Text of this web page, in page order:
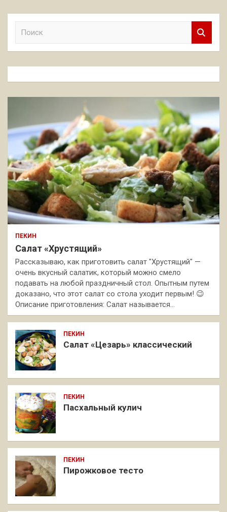
к
ПЕКИН
Салат «Хрустящий»
Рассказываю, как приготовить салат "Хрустящий" —
очень вкусный салатик, который можно смело
подавать на любой праздничный стол. Опытным путем
доказано, что этот салат со стола уходит первым! 😉
Описание приготовления: Салат называется…
ПЕКИН
Салат «Цезарь» классический
ПЕКИН
Пасхальный кулич
ПЕКИН
Пирожковое тесто